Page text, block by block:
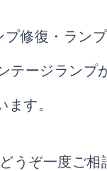
プ修復・ラン
テージラン
ます。
うぞ一度ご相